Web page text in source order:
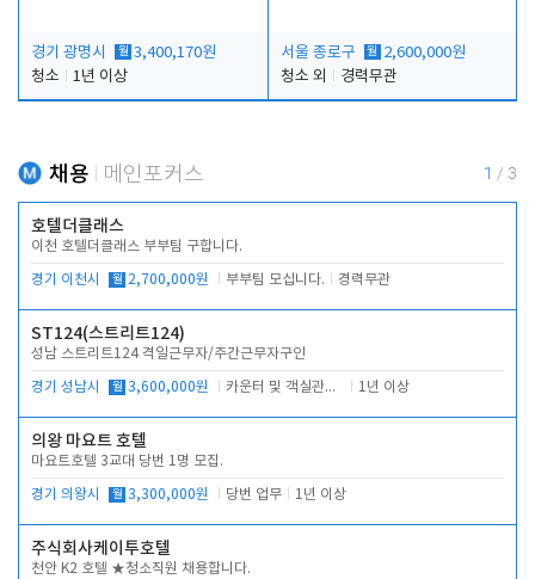
경기 광명시 월 3,400,170원
청소
1년 이상
서울 종로구 월 2,600,000원
청소 외
경력무관
채용 메인포커스 1 / 3
호텔더클래스
이천 호텔더클래스 부부팀 구합니다.
경기 이천시 월 2,700,000원 부부팀 모십니다. 경력무관
ST124(스트리트124)
성남 스트리트124 격일근무자/주간근무자구인
경기 성남시 월 3,600,000원 카운터 및 객실관리 전반 1년 이상
의왕 마요트 호텔
마요트호텔 3교대 당번 1명 모집.
경기 의왕시 월 3,300,000원 당번 업무 1년 이상
주식회사케이투호텔
천안 K2 호텔 ★청소직원 채용합니다.